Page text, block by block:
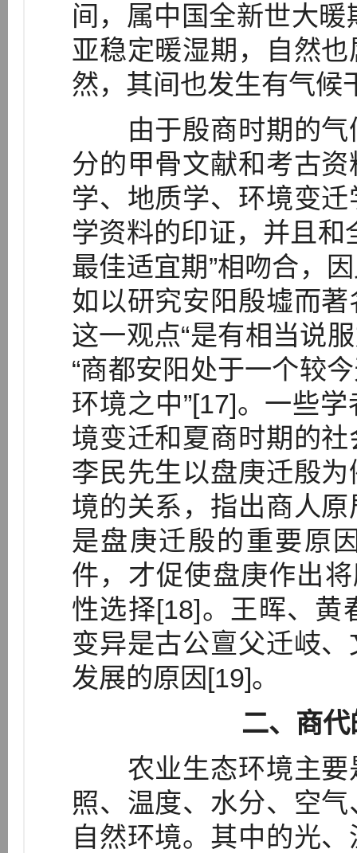
间，属中国全新世大
亚稳定暖湿期，自然
然，其间也发生有气候
由于殷商时期的气
分的甲骨文献和考古
学、地质学、环境变
学资料的印证，并且和
最佳适宜期”相吻合，
如以研究安阳殷墟而
这一观点“是有相当说
“商都安阳处于一个较
环境之中”[17]。一些
境变迁和夏商时期的
李民先生以盘庚迁殷
境的关系，指出商人
是盘庚迁殷的重要原
件，才促使盘庚作出
性选择[18]。王晖、黄
变异是古公亶父迁岐
发展的原因[19]。
二、商
农业生态环境主要
照、温度、水分、空
自然环境。其中的光